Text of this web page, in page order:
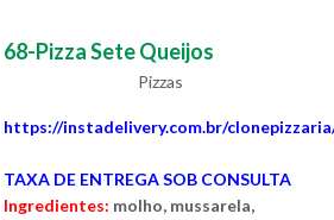
68-Pizza Sete Queijos
Pizzas
https://instadelivery.com.br/
TAXA DE ENTREGA SOB CONSULTA
Ingredientes: molho, mussarela,